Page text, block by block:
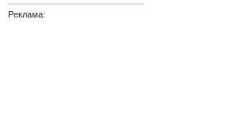
Реклама: